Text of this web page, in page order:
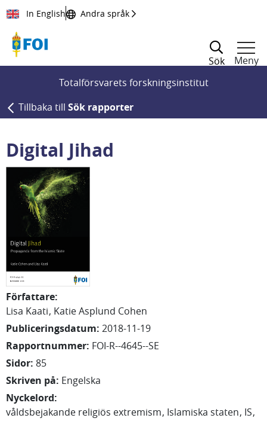
Till innehållet
In English Andra språk
Sök
Meny
Totalförsvarets forskningsinstitut
Tillbaka till Sök rapporter
Digital Jihad
Författare:
Lisa Kaati KatieAsplund Cohen
Publiceringsdatum: 2018-11-19
Rapportnummer: FOI-R--4645--SE
Sidor: 85
Skriven på: Engelska
Nyckelord:
våldsbejakande religiös extremism Islamiska staten IS